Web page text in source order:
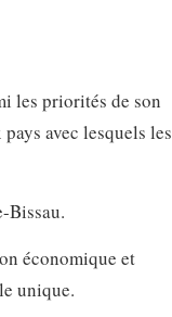
les priorités de son
avec lesquels les
Bissau.
économique et
unique.